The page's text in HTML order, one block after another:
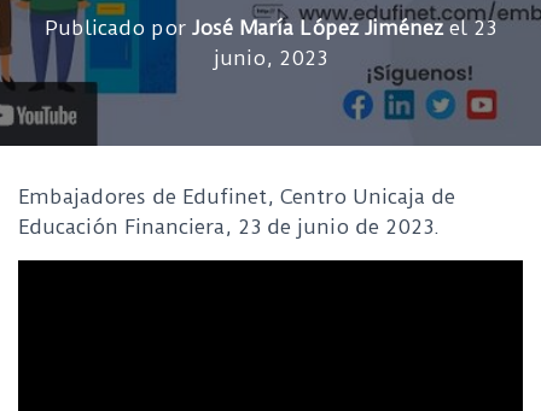
Publicado por José María López Jiménezel 23
junio, 2023
Embajadores de Edufinet, Centro Unicaja de
Educación Financiera, 23 de junio de 2023.